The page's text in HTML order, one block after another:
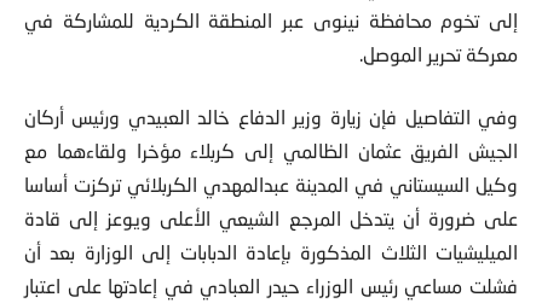
إلى تخوم محافظة نينوى عبر المنطقة الكردية للمشاركة في
معركة تحرير الموصل.
وفي التفاصيل فإن زيارة وزير الدفاع خالد العبيدي ورئيس أركان
الجيش الفريق عثمان الظالمي إلى كربلاء مؤخرا ولقاءهما مع
وكيل السيستاني في المدينة عبدالمهدي الكربلائي تركزت أساسا
على ضرورة أن يتدخل المرجع الشيعي الأعلى ويوعز إلى قادة
الميليشيات الثلاث المذكورة بإعادة الدبابات إلى الوزارة بعد أن
فشلت مساعي رئيس الوزراء حيدر العبادي في إعادتها على اعتبار